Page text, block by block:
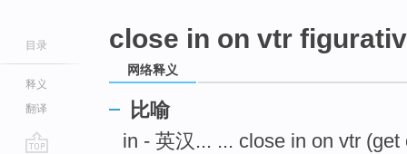
目录
释义
翻译
close in on vtr
网络释义
比喻
in - 英汉... ... close in on vtr